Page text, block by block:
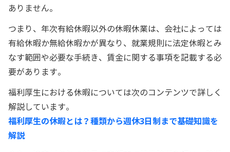
ありません。
つまり、年次有給休暇以外の休暇休業は、会社によっては
有給休暇か無給休暇かが異なり、就業規則に法定休暇とみ
なす範囲や必要な手続き、賃金に関する事項を記載する必
要があります。
福利厚生における休暇については次のコンテンツで詳しく
解説しています。
福利厚生の休暇とは？種類から週休3日制まで基礎知識を
解説